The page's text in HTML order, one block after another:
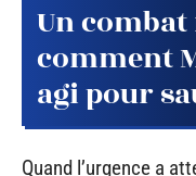
Un
comment
agi pour
Quand l’urgence a